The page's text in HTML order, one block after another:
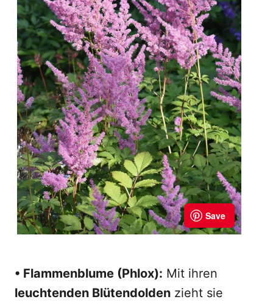
• Flammenblume (Phlox): Mit ihren
leuchtenden Blütendolden zieht sie